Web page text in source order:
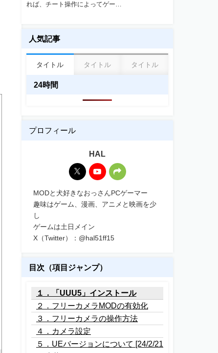
れば、チート操作によってゲー…
人気記事
タイトル タイトル タイトル
24時間
プロフィール
HAL
MODと犬好きなおっさんPCゲーマー
趣味はゲーム、漫画、アニメと映画を少
し
ゲームは土日メイン
X（Twitter）：@hal51ff15
目次（項目ジャンプ）
１．「UUU5」インストール
２．フリーカメラMODの有効化
３．フリーカメラの操作方法
４．カメラ設定
５．UEバージョンについて [24/2/21